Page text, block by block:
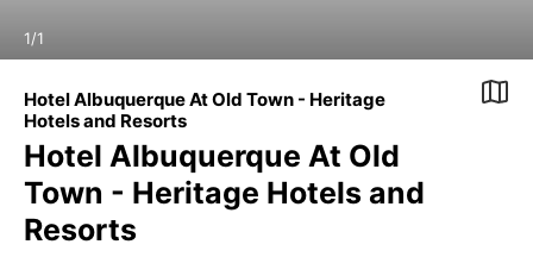
1/1
Hotel Albuquerque At Old Town - Heritage
Hotels and Resorts
Hotel Albuquerque At Old
Town - Heritage Hotels and
Resorts